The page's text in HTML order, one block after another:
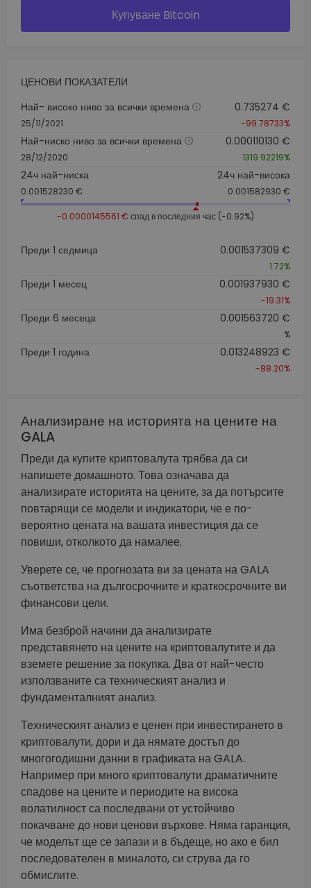
Купуване Bitcoin
ЦЕНОВИ ПОКАЗАТЕЛИ
Най- високо ниво за всички времена
25/11/2021
0.735274 €
-99.78733%
Най-ниско ниво за всички времена
28/12/2020
0.000110130 €
1319.92219%
24ч най-ниска
0.001528230 €
24ч най-висока
0.001582930 €
-0.0000145561 € спад в последния час (-0.92%)
Преди 1 седмица 0.001537309 €
1.72%
Преди 1 месец 0.001937930 €
-19.31%
Преди 6 месеца 0.001563720 €
%
Преди 1 година 0.013248923 €
-88.20%
Анализиране на историята на цените на
GALA
Преди да купите криптовалута трябва да си
напишете домашното. Това означава да
анализирате историята на цените, за да потърсите
повтарящи се модели и индикатори, че е по-
вероятно цената на вашата инвестиция да се
повиши, отколкото да намалее.
Уверете се, че прогнозата ви за цената на GALA
съответства на дългосрочните и краткосрочните ви
финансови цели.
Има безброй начини да анализирате
представянето на цените на криптовалутите и да
вземете решение за покупка. Два от най-често
използваните са техническият анализ и
фундаменталният анализ.
Техническият анализ е ценен при инвестирането в
криптовалути, дори и да нямате достъп до
многогодишни данни в графиката на GALA.
Например при много криптовалути драматичните
спадове на цените и периодите на висока
волатилност са последвани от устойчиво
покачване до нови ценови върхове. Няма гаранция,
че моделът ще се запази и в бъдеще, но ако е бил
последователен в миналото, си струва да го
обмислите.